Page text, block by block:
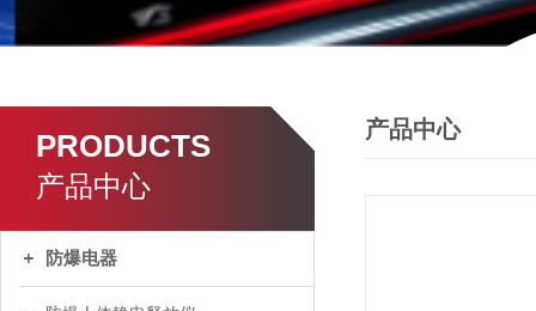
PRODUCTS
产品中心
防爆电器
产品中心